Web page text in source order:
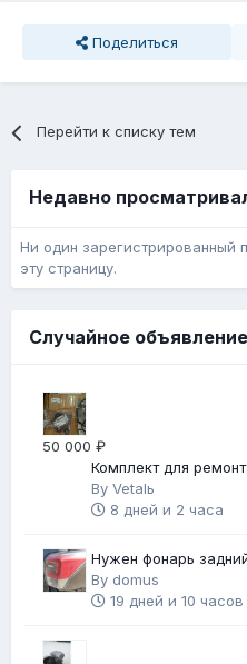
Поделиться
Перейти к списку тем
Недавно
Ни один зарегистрированный
эту страницу.
Случайное объявление
50 000 ₽
Комплект для
By Vetalь
8 дней и 2 часа
Нужен фонарь
(2018 г.в.)
By domus
19 дней и 10 часов